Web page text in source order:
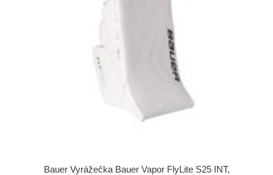
Bauer Vyrážečka Bauer Vapor FlyLite S25 INT,